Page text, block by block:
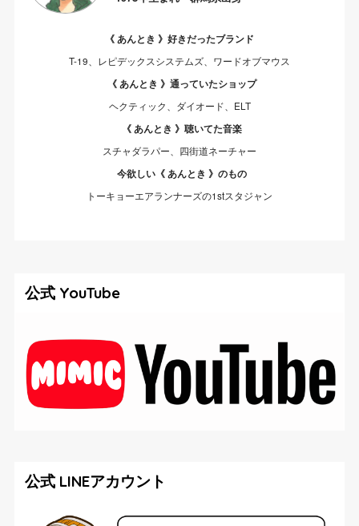
《 あんとき 》好きだったブランド
T-19、レピデックスシステムズ、ワードオブマウス
《 あんとき 》通っていたショップ
ヘクティック、ダイオード、ELT
《 あんとき 》聴いてた音楽
スチャダラパー、四街道ネーチャー
今欲しい《 あんとき 》のもの
トーキョーエアランナーズの1stスタジャン
公式 YouTube
公式 LINEアカウント